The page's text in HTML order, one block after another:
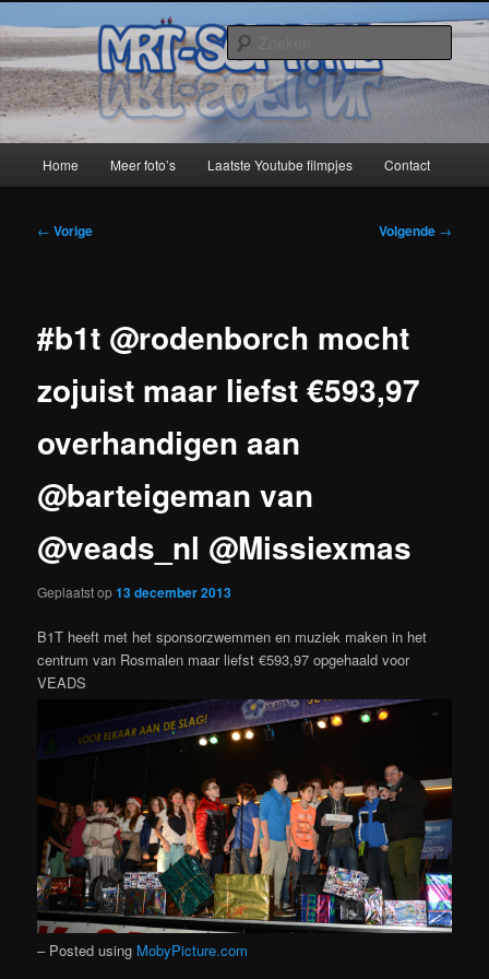
naar
de
primaire
inhoudMRT-Soft
Home Meer foto’s Laatste Youtube filmpjes Contact
Bericht
← Vorige Volgende →
#b1t @rodenborch mocht
zojuist maar liefst €593,97
overhandigen aan
@barteigeman van
@veads_nl @Missiexmas
Geplaatst op13 december 2013
B1T heeft met het sponsorzwemmen en muziek maken in het
centrum van Rosmalen maar liefst €593,97 opgehaald voor
VEADS
– Posted using MobyPicture.com